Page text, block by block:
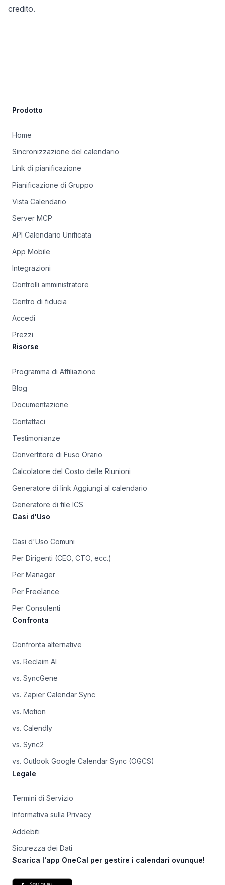
credito.
Prodotto
Home
Sincronizzazione del calendario
Link di pianificazione
Pianificazione di Gruppo
Vista Calendario
Server MCP
API Calendario Unificata
App Mobile
Integrazioni
Controlli amministratore
Centro di fiducia
Accedi
Prezzi
Risorse
Programma di Affiliazione
Blog
Documentazione
Contattaci
Testimonianze
Convertitore di Fuso Orario
Calcolatore del Costo delle Riunioni
Generatore di link Aggiungi al calendario
Generatore di file ICS
Casi d'Uso
Casi d'Uso Comuni
Per Dirigenti (CEO, CTO, ecc.)
Per Manager
Per Freelance
Per Consulenti
Confronta
Confronta alternative
vs. Reclaim AI
vs. SyncGene
vs. Zapier Calendar Sync
vs. Motion
vs. Calendly
vs. Sync2
vs. Outlook Google Calendar Sync (OGCS)
Legale
Termini di Servizio
Informativa sulla Privacy
Addebiti
Sicurezza dei Dati
Scarica l'app OneCal per gestire i calendari ovunque!